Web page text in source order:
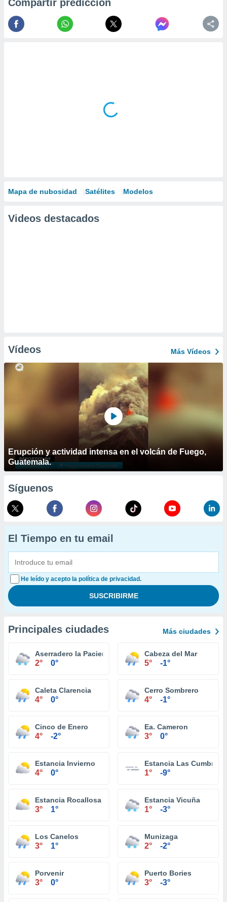
Compartir predicción
Mapa de nubosidad Satélites Modelos
Videos destacados
Vídeos Más Vídeos
Erupción y actividad intensa en el volcán de Fuego,
Guatemala.
Síguenos
El Tiempo en tu email
He leído y acepto la política de privacidad.
Principales ciudades Más ciudades
Aserradero la Paciencia
2° 0°
Cabeza del Mar
5° -1°
Caleta Clarencia
4° 0°
Cerro Sombrero
4° -1°
Cinco de Enero
4° -2°
Ea. Cameron
3° 0°
Estancia Invierno
4° 0°
Estancia Las Cumbres
1° -9°
Estancia Rocallosa
3° 1°
Estancia Vicuña
1° -3°
Los Canelos
3° 1°
Munizaga
2° -2°
Porvenir
3° 0°
Puerto Bories
3° -3°